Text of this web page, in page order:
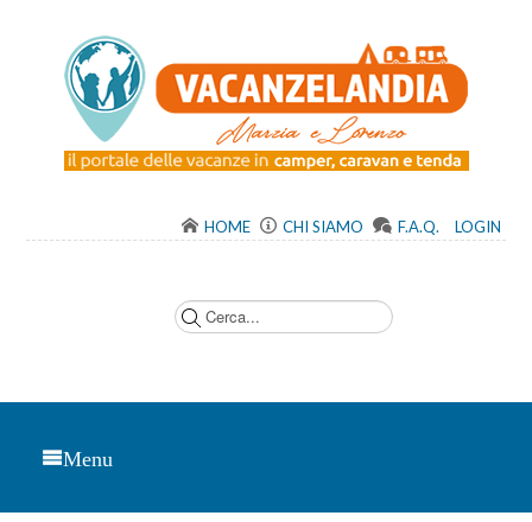
HOME CHI SIAMO F.A.Q. LOGIN
Menu